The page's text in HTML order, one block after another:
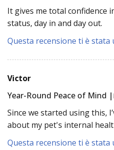
It gives me total confidence
status, day in and day out.
Questa recensione ti è stata
Victor
Year-Round Peace of Mind |
Since we started using this,
about my pet's internal
Questa recensione ti è stata